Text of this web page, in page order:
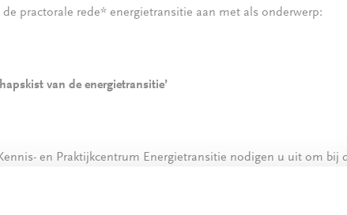
practorale rede* energietransitie aan met als onderwerp:
van de energietransitie’
en Praktijkcentrum Energietransitie nodigen u uit om bij